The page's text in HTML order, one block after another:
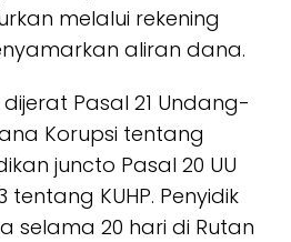
melalui rekening
aliran dana.
dijerat Pasal 21 Undang-
Korupsi tentang
juncto Pasal 20 UU
tentang KUHP. Penyidik
selama 20 hari di Rutan